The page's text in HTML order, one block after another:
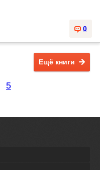
0
Ещё книги
5